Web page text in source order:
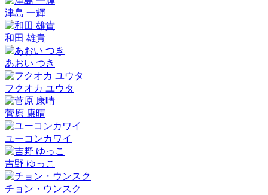
津島 一輝
和田 雄貴
あおい つき
フクオカ ユウタ
菅原 康晴
ユーコンカワイ
吉野 ゆっこ
チョン・ウンスク